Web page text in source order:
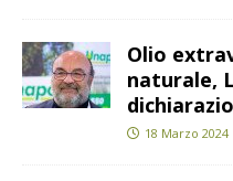
Olio
naturale,
18 Marzo 2024